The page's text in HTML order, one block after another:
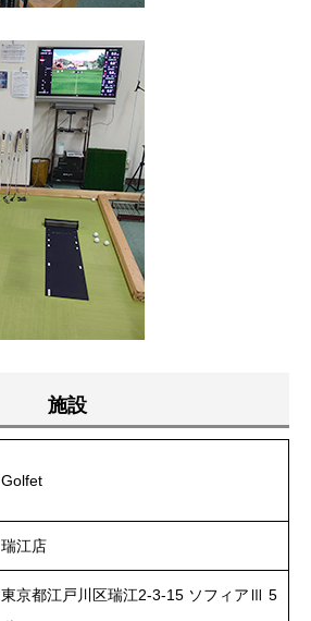
施設
Golfet
瑞江店
東京都江戸川区瑞江2-3-15 ソフィアⅢ 5